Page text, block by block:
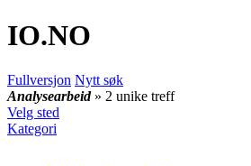
IO.NO
Fullversjon Nytt søk
Analysearbeid » 2 unike treff
Velg sted
Kategori